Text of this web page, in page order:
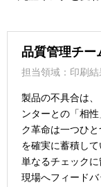
品質管理チー
担当領域：印刷
製品の不具合は
ンターとの「相
ク革命は一つひ
を確実に蓄積して
単なるチェック
現場へフィード